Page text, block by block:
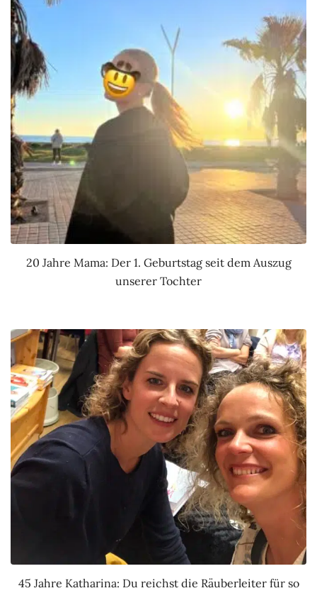
20 Jahre Mama: Der 1. Geburtstag seit dem Auszug
unserer Tochter
45 Jahre Katharina: Du reichst die Räuberleiter für so